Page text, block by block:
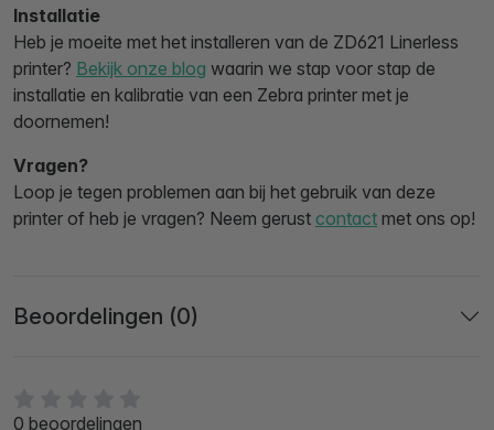
0 beoordelingen
Installatie
Heb je moeite met het installeren van de ZD621 Linerless
printer? Bekijk onze blog waarin we stap voor stap de
installatie en kalibratie van een Zebra printer met je
doornemen!
Vragen?
Loop je tegen problemen aan bij het gebruik van deze
printer of heb je vragen? Neem gerust contact met ons op!
Beoordelingen (0)